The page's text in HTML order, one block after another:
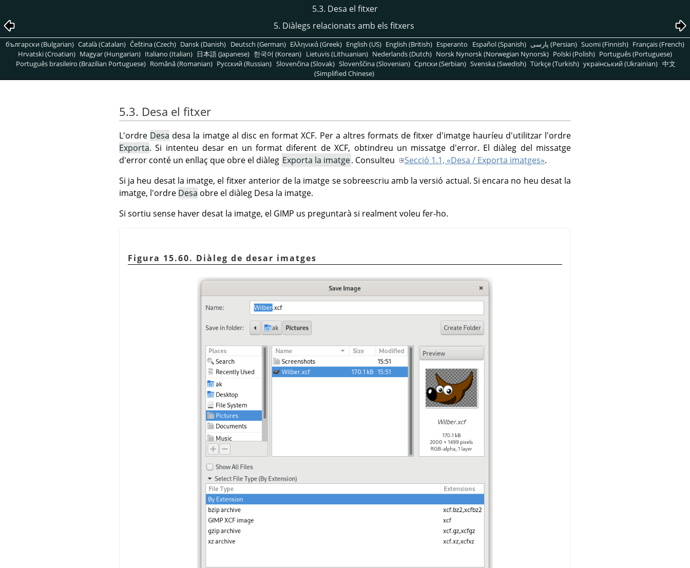
5.3. Desa el fitxer
5. Diàlegs relacionats amb els fitxers
български (Bulgarian) Català (Catalan) Čeština (Czech) Dansk (Danish) Deutsch (German) Ελληνικά (Greek) English (US) English (British) Esperanto Español (Spanish) پارسی (Persian) Suomi (Finnish) Français (French)
Hrvatski (Croatian) Magyar (Hungarian) Italiano (Italian) 日本語 (Japanese) 한국어 (Korean) Lietuvis (Lithuanian) Nederlands (Dutch) Norsk Nynorsk (Norwegian Nynorsk) Polski (Polish) Português (Portuguese)
Português brasileiro (Brazilian Portuguese) Română (Romanian) Pусский (Russian) Slovenčina (Slovak) Slovenščina (Slovenian) Српски (Serbian) Svenska (Swedish) Türkçe (Turkish) український (Ukrainian) 中文
(Simplified Chinese)
5.3. Desa el fitxer
L'ordre Desa desa la imatge al disc en format XCF. Per a altres formats de fitxer d'imatge hauríeu d'utilitzar l'ordre
Exporta. Si intenteu desar en un format diferent de XCF, obtindreu un missatge d'error. El diàleg del missatge
d'error conté un enllaç que obre el diàleg Exporta la imatge. Consulteu Secció 1.1, «Desa / Exporta imatges».
Si ja heu desat la imatge, el fitxer anterior de la imatge se sobreescriu amb la versió actual. Si encara no heu desat la
imatge, l'ordre Desa obre el diàleg Desa la imatge.
Si sortiu sense haver desat la imatge, el GIMP us preguntarà si realment voleu fer-ho.
Figura 15.60. Diàleg de desar imatges